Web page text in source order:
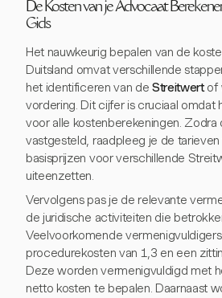
De Kosten van je Advocaat
Gids
Het nauwkeurig bepalen van de
Duitsland omvat verschillende
het identificeren van de Streitwertof
vordering. Dit cijfer is cruciaal omdat
voor alle kostenberekeningen.
vastgesteld, raadpleeg je de
basisprijzen voor verschillende
uiteenzetten.
Vervolgens pas je de relevante
de juridische activiteiten die
Veelvoorkomende
procedurekosten van 1,3 en een
Deze worden vermenigvuldigd met
netto kosten te bepalen. Daarnaast